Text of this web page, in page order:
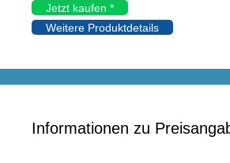
Jetzt kaufen *
Weitere Produktdetails
Informationen zu